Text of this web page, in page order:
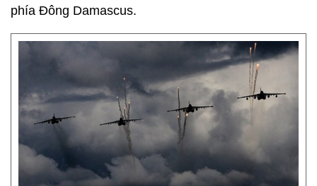
phía Đông Damascus.